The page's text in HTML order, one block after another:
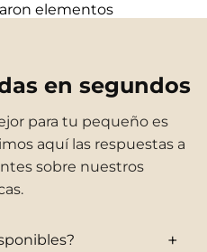
elementos
en segundos
para tu pequeño es
aquí las respuestas a
sobre nuestros
+